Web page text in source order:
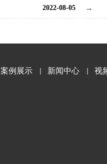
2022-08-05
案例展示 新闻中心 视